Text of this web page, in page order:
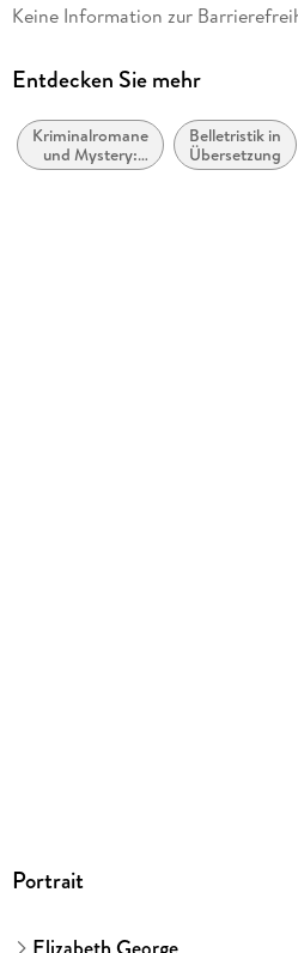
Übersetzung
Verlag/Hersteller
Goldmann TB
Keine Information zur
Entdecken Sie mehr
Kriminalromane
und Mystery:
Polizeiarbeit &
Belletristik in
Übersetzung
Portrait